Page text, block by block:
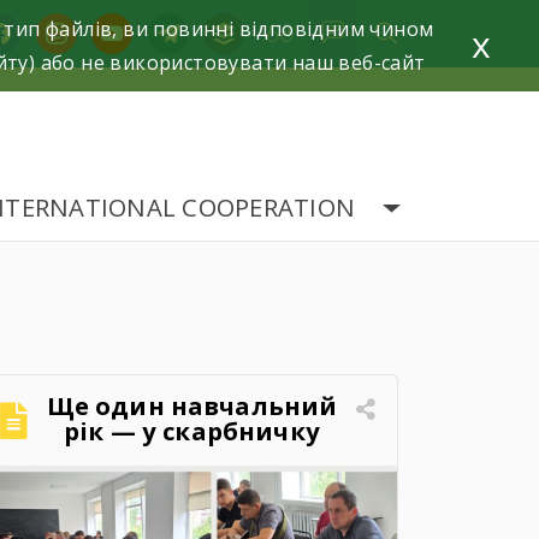
instagramyoutubetelegrambuffer
COOPERATION
Ще один навчальний
рік — у скарбничку
досягнень!
файлів, ви повинні відповідним чином
або не використовувати наш веб-сайт
x